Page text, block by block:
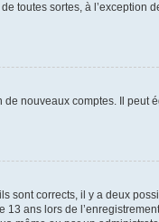
toutes sortes, à
de nouveaux comptes. Il
sont corrects, il y a deux
ans lors de